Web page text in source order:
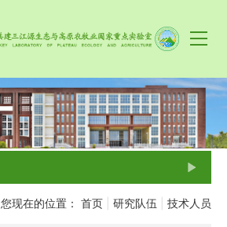
您现在的位置： 首页 研究队伍 技术人员